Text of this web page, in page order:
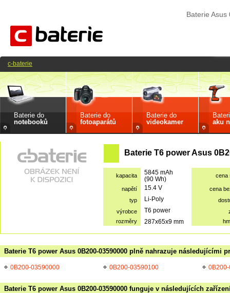
Baterie
Baterie do
notebooků
Baterie do
fotoaparátů
Baterie do
videokamer
aku
Baterie T6 power Asus
kapacita
5845 mAh
(90 Wh)
cena
napětí 15.4 V
cena
typ
Li-Poly
výrobce
T6 power
rozměry
287x65x9 mm
Baterie T6 power Asus 0B200-03590000 plně nahrazuje následujícími
0B200-03590000 0B200-03590100
Baterie T6 power Asus 0B200-03590000 funguje v následujících
c-baterie